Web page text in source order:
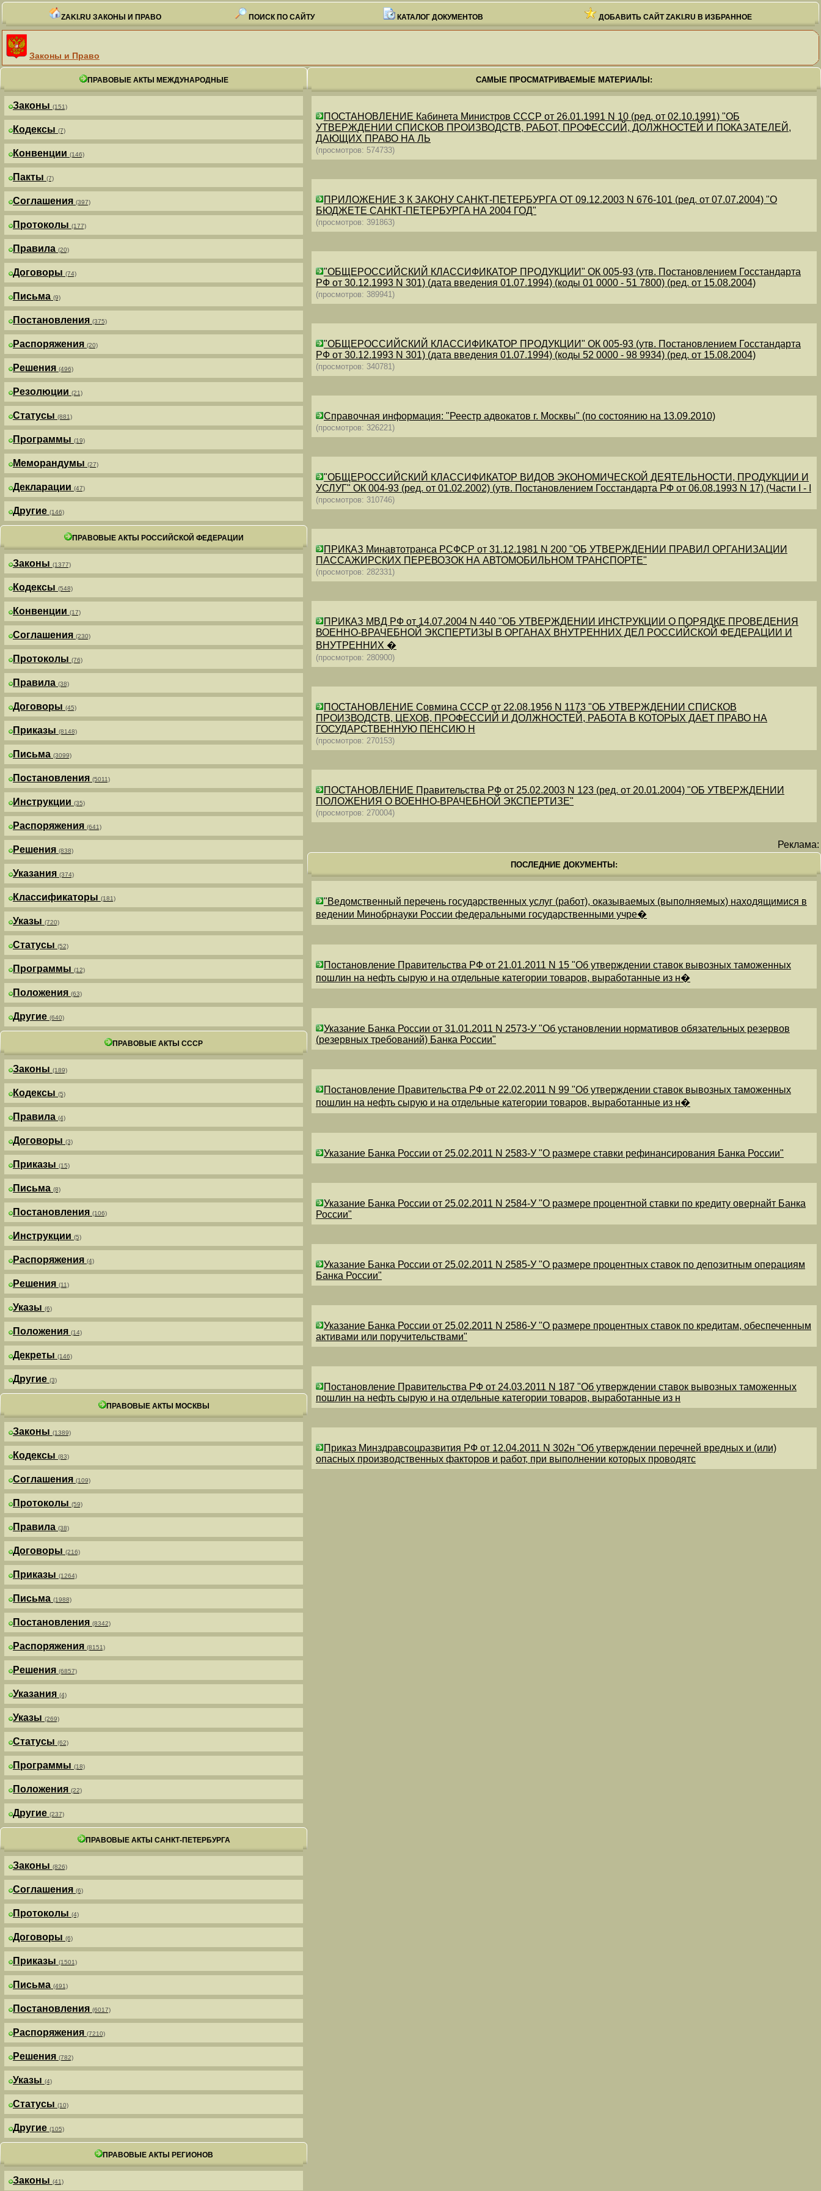
ZAKI.RU ЗАКОНЫ И ПРАВО ПОИСК ПО САЙТУ КАТАЛОГ ДОКУМЕНТОВ ДОБАВИТЬ САЙТ ZAKI.RU В ИЗБРАННОЕ
Законы и Право
ПРАВОВЫЕ АКТЫ МЕЖДУНАРОДНЫЕ
Законы (151)
Кодексы (7)
Конвенции (146)
Пакты (7)
Соглашения (397)
Протоколы (177)
Правила (20)
Договоры (74)
Письма (9)
Постановления (375)
Распоряжения (20)
Решения (496)
Резолюции (21)
Статусы (881)
Программы (19)
Меморандумы (27)
Декларации (47)
Другие (146)
ПРАВОВЫЕ АКТЫ РОССИЙСКОЙ ФЕДЕРАЦИИ
Законы (1377)
Кодексы (548)
Конвенции (17)
Соглашения (230)
Протоколы (76)
Правила (38)
Договоры (45)
Приказы (8148)
Письма (3099)
Постановления (5011)
Инструкции (35)
Распоряжения (641)
Решения (838)
Указания (374)
Классификаторы (181)
Указы (720)
Статусы (52)
Программы (12)
Положения (63)
Другие (640)
ПРАВОВЫЕ АКТЫ СССР
Законы (189)
Кодексы (5)
Правила (4)
Договоры (3)
Приказы (15)
Письма (8)
Постановления (106)
Инструкции (5)
Распоряжения (4)
Решения (11)
Указы (6)
Положения (14)
Декреты (146)
Другие (3)
ПРАВОВЫЕ АКТЫ МОСКВЫ
Законы (1389)
Кодексы (83)
Соглашения (109)
Протоколы (59)
Правила (38)
Договоры (216)
Приказы (1264)
Письма (1988)
Постановления (8342)
Распоряжения (8151)
Решения (6857)
Указания (4)
Указы (269)
Статусы (62)
Программы (18)
Положения (22)
Другие (237)
ПРАВОВЫЕ АКТЫ САНКТ-ПЕТЕРБУРГА
Законы (826)
Соглашения (6)
Протоколы (4)
Договоры (6)
Приказы (1501)
Письма (491)
Постановления (6017)
Распоряжения (7210)
Решения (782)
Указы (4)
Статусы (10)
Другие (105)
ПРАВОВЫЕ АКТЫ РЕГИОНОВ
Законы (41)
САМЫЕ ПРОСМАТРИВАЕМЫЕ МАТЕРИАЛЫ:
ПОСТАНОВЛЕНИЕ Кабинета Министров СССР от 26.01.1991 N 10 (ред. от 02.10.1991) "ОБ
УТВЕРЖДЕНИИ СПИСКОВ ПРОИЗВОДСТВ, РАБОТ, ПРОФЕССИЙ, ДОЛЖНОСТЕЙ И ПОКАЗАТЕЛЕЙ,
ДАЮЩИХ ПРАВО НА ЛЬ
(просмотров: 574733)
ПРИЛОЖЕНИЕ 3 К ЗАКОНУ САНКТ-ПЕТЕРБУРГА ОТ 09.12.2003 N 676-101 (ред. от 07.07.2004) "О
БЮДЖЕТЕ САНКТ-ПЕТЕРБУРГА НА 2004 ГОД"
(просмотров: 391863)
"ОБЩЕРОССИЙСКИЙ КЛАССИФИКАТОР ПРОДУКЦИИ" ОК 005-93 (утв. Постановлением Госстандарта
РФ от 30.12.1993 N 301) (дата введения 01.07.1994) (коды 01 0000 - 51 7800) (ред. от 15.08.2004)
(просмотров: 389941)
"ОБЩЕРОССИЙСКИЙ КЛАССИФИКАТОР ПРОДУКЦИИ" ОК 005-93 (утв. Постановлением Госстандарта
РФ от 30.12.1993 N 301) (дата введения 01.07.1994) (коды 52 0000 - 98 9934) (ред. от 15.08.2004)
(просмотров: 340781)
Справочная информация: "Реестр адвокатов г. Москвы" (по состоянию на 13.09.2010)
(просмотров: 326221)
"ОБЩЕРОССИЙСКИЙ КЛАССИФИКАТОР ВИДОВ ЭКОНОМИЧЕСКОЙ ДЕЯТЕЛЬНОСТИ, ПРОДУКЦИИ И
УСЛУГ" ОК 004-93 (ред. от 01.02.2002) (утв. Постановлением Госстандарта РФ от 06.08.1993 N 17) (Части I - I
(просмотров: 310746)
ПРИКАЗ Минавтотранса РСФСР от 31.12.1981 N 200 "ОБ УТВЕРЖДЕНИИ ПРАВИЛ ОРГАНИЗАЦИИ
ПАССАЖИРСКИХ ПЕРЕВОЗОК НА АВТОМОБИЛЬНОМ ТРАНСПОРТЕ"
(просмотров: 282331)
ПРИКАЗ МВД РФ от 14.07.2004 N 440 "ОБ УТВЕРЖДЕНИИ ИНСТРУКЦИИ О ПОРЯДКЕ ПРОВЕДЕНИЯ
ВОЕННО-ВРАЧЕБНОЙ ЭКСПЕРТИЗЫ В ОРГАНАХ ВНУТРЕННИХ ДЕЛ РОССИЙСКОЙ ФЕДЕРАЦИИ И
ВНУТРЕННИХ �
(просмотров: 280900)
ПОСТАНОВЛЕНИЕ Совмина СССР от 22.08.1956 N 1173 "ОБ УТВЕРЖДЕНИИ СПИСКОВ
ПРОИЗВОДСТВ, ЦЕХОВ, ПРОФЕССИЙ И ДОЛЖНОСТЕЙ, РАБОТА В КОТОРЫХ ДАЕТ ПРАВО НА
ГОСУДАРСТВЕННУЮ ПЕНСИЮ Н
(просмотров: 270153)
ПОСТАНОВЛЕНИЕ Правительства РФ от 25.02.2003 N 123 (ред. от 20.01.2004) "ОБ УТВЕРЖДЕНИИ
ПОЛОЖЕНИЯ О ВОЕННО-ВРАЧЕБНОЙ ЭКСПЕРТИЗЕ"
(просмотров: 270004)
Реклама:
ПОСЛЕДНИЕ ДОКУМЕНТЫ:
"Ведомственный перечень государственных услуг (работ), оказываемых (выполняемых) находящимися в
ведении Минобрнауки России федеральными государственными учре�
Постановление Правительства РФ от 21.01.2011 N 15 "Об утверждении ставок вывозных таможенных
пошлин на нефть сырую и на отдельные категории товаров, выработанные из н�
Указание Банка России от 31.01.2011 N 2573-У "Об установлении нормативов обязательных резервов
(резервных требований) Банка России"
Постановление Правительства РФ от 22.02.2011 N 99 "Об утверждении ставок вывозных таможенных
пошлин на нефть сырую и на отдельные категории товаров, выработанные из н�
Указание Банка России от 25.02.2011 N 2583-У "О размере ставки рефинансирования Банка России"
Указание Банка России от 25.02.2011 N 2584-У "О размере процентной ставки по кредиту овернайт Банка
России"
Указание Банка России от 25.02.2011 N 2585-У "О размере процентных ставок по депозитным операциям
Банка России"
Указание Банка России от 25.02.2011 N 2586-У "О размере процентных ставок по кредитам, обеспеченным
активами или поручительствами"
Постановление Правительства РФ от 24.03.2011 N 187 "Об утверждении ставок вывозных таможенных
пошлин на нефть сырую и на отдельные категории товаров, выработанные из н
Приказ Минздравсоцразвития РФ от 12.04.2011 N 302н "Об утверждении перечней вредных и (или)
опасных производственных факторов и работ, при выполнении которых проводятс